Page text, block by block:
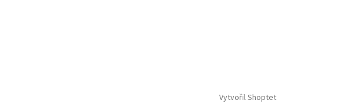
Vytvořil Shoptet